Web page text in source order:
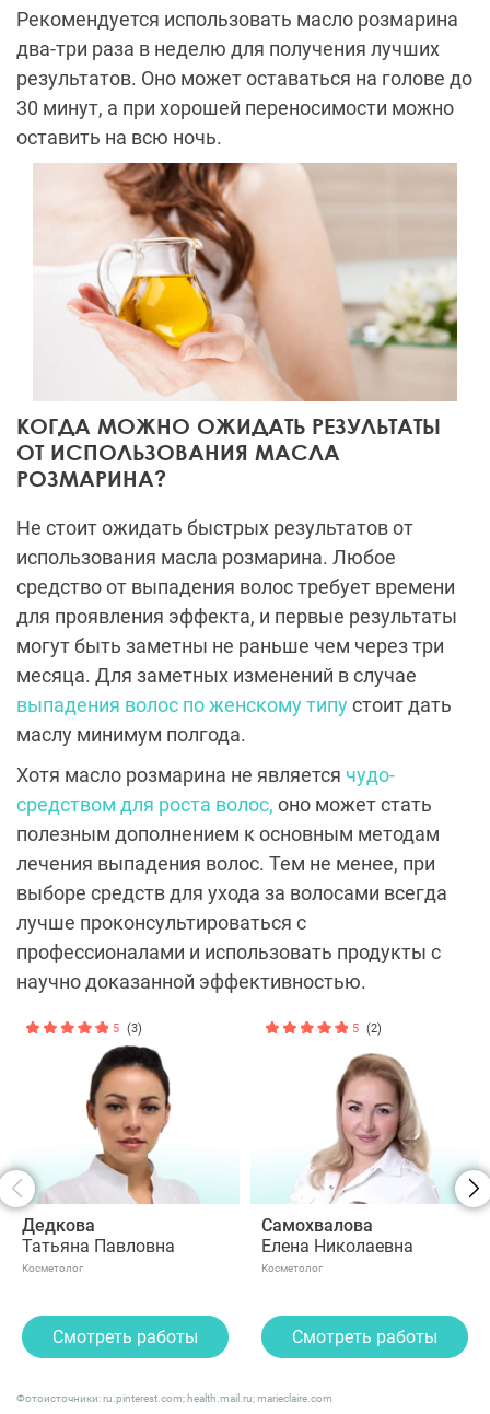
Рекомендуется использовать масло розмарина
два-три раза в неделю для получения лучших
результатов. Оно может оставаться на голове до
30 минут, а при хорошей переносимости можно
оставить на всю ночь.
КОГДА МОЖНО ОЖИДАТЬ РЕЗУЛЬТАТЫ
ОТ ИСПОЛЬЗОВАНИЯ МАСЛА
РОЗМАРИНА?
Не стоит ожидать быстрых результатов от
использования масла розмарина. Любое
средство от выпадения волос требует времени
для проявления эффекта, и первые результаты
могут быть заметны не раньше чем через три
месяца. Для заметных изменений в случае
выпадения волос по женскому типустоит дать
маслу минимум полгода.
Хотя масло розмарина не является чудо-
средством для роста волос, оно может стать
полезным дополнением к основным методам
лечения выпадения волос. Тем не менее, при
выборе средств для ухода за волосами всегда
лучше проконсультироваться с
профессионалами и использовать продукты с
научно доказанной эффективностью.
Дедкова
Татьяна Павловна
5 (3)
Косметолог
Смотреть работы
Самохвалова
Елена Николаевна
5 (2)
Косметолог
Смотреть работы
Фотоисточники: ru.pinterest.com; health.mail.ru; marieclaire.com